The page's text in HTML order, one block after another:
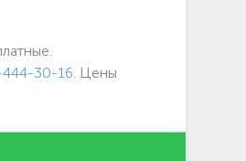
30-16 . Цены